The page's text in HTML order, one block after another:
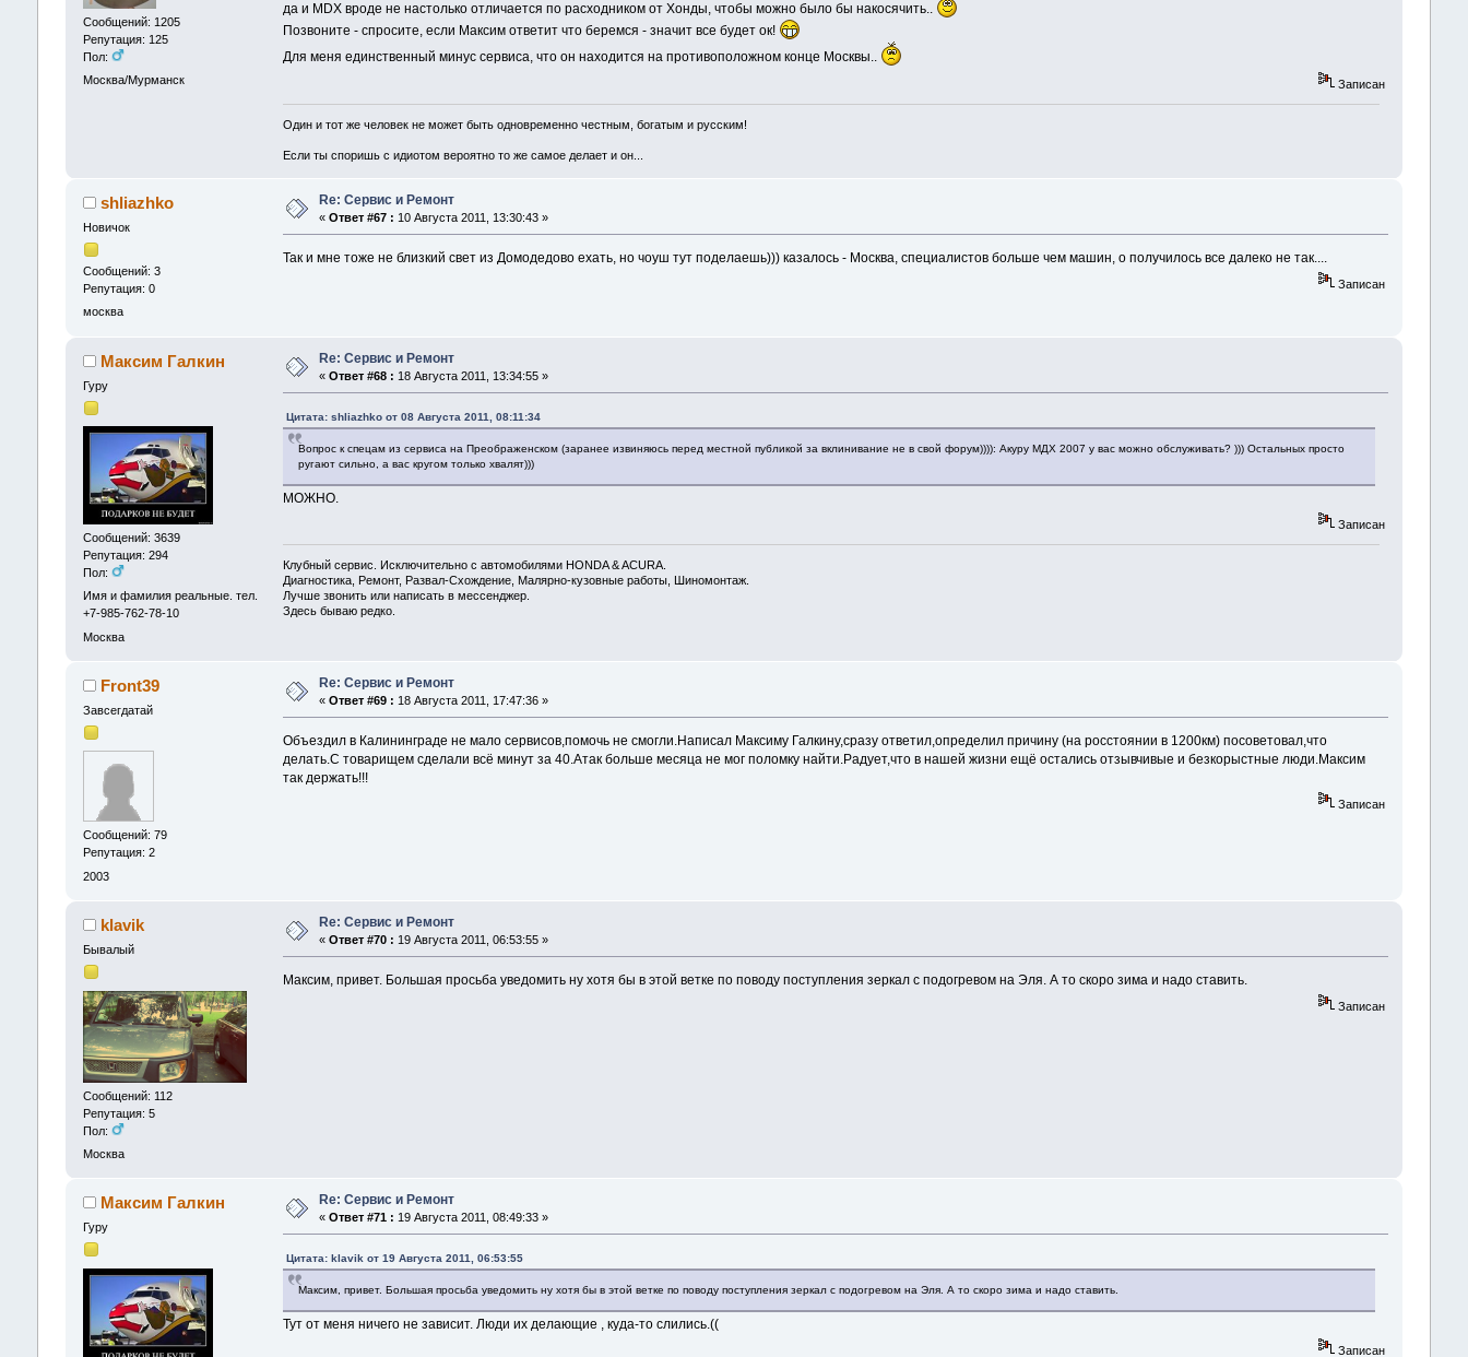
Сообщений: 1205
Репутация: 125
Пол:
Москва/Мурманск
да и MDX вроде не настолько отличается по расходником от Хонды, чтобы можно было бы накосячить..
Позвоните - спросите, если Максим ответит что беремся - значит все будет ок!
Для меня единственный минус сервиса, что он находится на противоположном конце Москвы..
Записан
Один и тот же человек не может быть одновременно честным, богатым и русским!
Если ты споришь с идиотом вероятно то же самое делает и он...
shliazhko
Новичок
Сообщений: 3
Репутация: 0
москва
Re: Сервис и Ремонт
« Ответ #67 : 10 Августа 2011, 13:30:43 »
Так и мне тоже не близкий свет из Домодедово ехать, но чоуш тут поделаешь))) казалось - Москва, специалистов больше чем машин, о получилось все далеко не так....
Записан
Максим Галкин
Гуру
Сообщений: 3639
Репутация: 294
Пол:
Имя и фамилия реальные. тел.
+7-985-762-78-10
Москва
Re: Сервис и Ремонт
« Ответ #68 : 18 Августа 2011, 13:34:55 »
Цитата: shliazhko от 08 Августа 2011, 08:11:34
Вопрос к спецам из сервиса на Преображенском (заранее извиняюсь перед местной публикой за вклинивание не в свой форум)))): Акуру МДХ 2007 у вас можно обслуживать? ))) Остальных просто
ругают сильно, а вас кругом только хвалят)))
МОЖНО.
Записан
Клубный сервис. Исключительно с автомобилями HONDA & ACURA.
Диагностика, Ремонт, Развал-Схождение, Малярно-кузовные работы, Шиномонтаж.
Лучше звонить или написать в мессенджер.
Здесь бываю редко.
Front39
Завсегдатай
Сообщений: 79
Репутация: 2
2003
Re: Сервис и Ремонт
« Ответ #69 : 18 Августа 2011, 17:47:36 »
Объездил в Калининграде не мало сервисов,помочь не смогли.Написал Максиму Галкину,сразу ответил,определил причину (на росстоянии в 1200км) посоветовал,что
делать.С товарищем сделали всё минут за 40.Атак больше месяца не мог поломку найти.Радует,что в нашей жизни ещё остались отзывчивые и безкорыстные люди.Максим
так держать!!!
Записан
klavik
Бывалый
Сообщений: 112
Репутация: 5
Пол:
Москва
Re: Сервис и Ремонт
« Ответ #70 : 19 Августа 2011, 06:53:55 »
Максим, привет. Большая просьба уведомить ну хотя бы в этой ветке по поводу поступления зеркал с подогревом на Эля. А то скоро зима и надо ставить.
Записан
Максим Галкин
Гуру
Re: Сервис и Ремонт
« Ответ #71 : 19 Августа 2011, 08:49:33 »
Цитата: klavik от 19 Августа 2011, 06:53:55
Максим, привет. Большая просьба уведомить ну хотя бы в этой ветке по поводу поступления зеркал с подогревом на Эля. А то скоро зима и надо ставить.
Тут от меня ничего не зависит. Люди их делающие , куда-то слились.((
Записан